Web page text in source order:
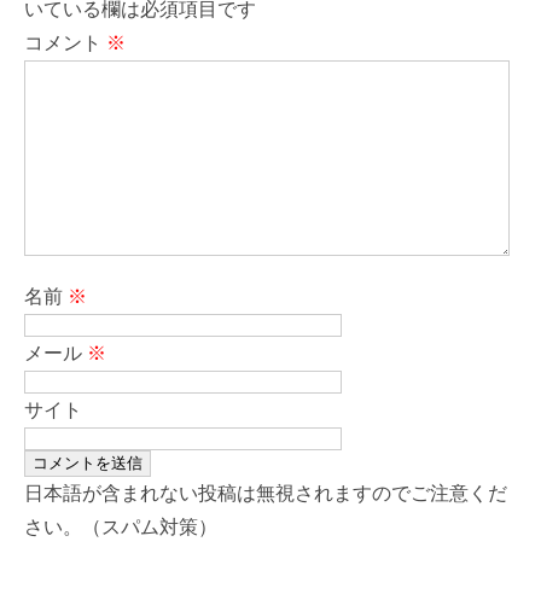
いている欄は必須項目です
コメント ※
名前 ※
メール ※
サイト
日本語が含まれない投稿は無視されますのでご注意くだ
さい。（スパム対策）